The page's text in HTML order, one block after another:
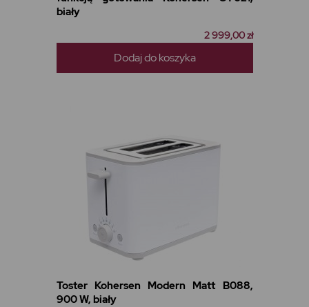
biały
2 999,00 zł
Dodaj do koszyka
Toster Kohersen Modern Matt B088,
900 W, biały